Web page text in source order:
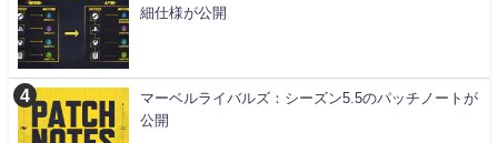
細仕様が公開
マーベルライバルズ：シーズン5.5のパッチノートが
公開